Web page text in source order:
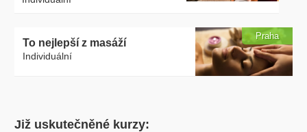
To nejlepší z masáží
Individuální
Praha
Již uskutečněné kurzy: